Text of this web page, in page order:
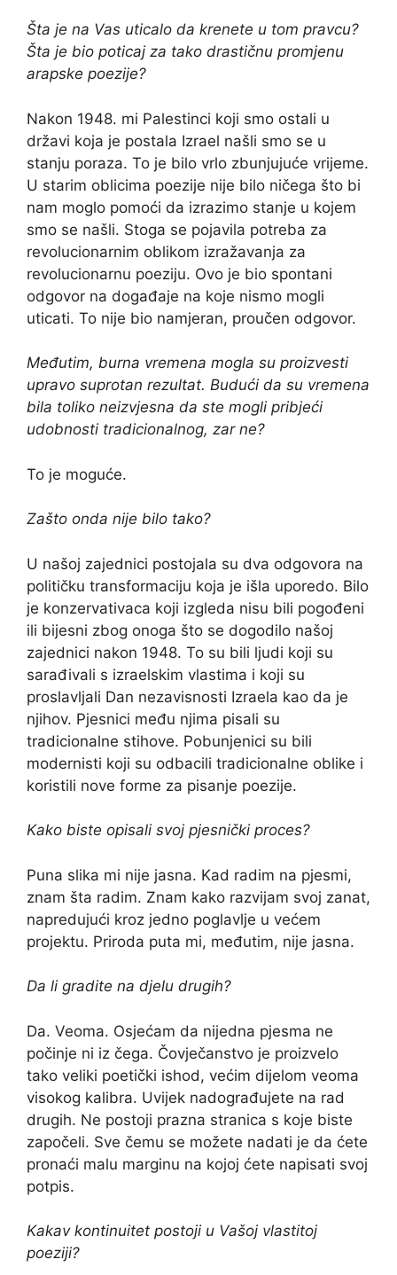
Šta je na Vas uticalo da krenete u tom pravcu?
Šta je bio poticaj za tako drastičnu promjenu
arapske poezije?
Nakon 1948. mi Palestinci koji smo ostali u
državi koja je postala Izrael našli smo se u
stanju poraza. To je bilo vrlo zbunjujuće vrijeme.
U starim oblicima poezije nije bilo ničega što bi
nam moglo pomoći da izrazimo stanje u kojem
smo se našli. Stoga se pojavila potreba za
revolucionarnim oblikom izražavanja za
revolucionarnu poeziju. Ovo je bio spontani
odgovor na događaje na koje nismo mogli
uticati. To nije bio namjeran, proučen odgovor.
Međutim, burna vremena mogla su proizvesti
upravo suprotan rezultat. Budući da su vremena
bila toliko neizvjesna da ste mogli pribjeći
udobnosti tradicionalnog, zar ne?
To je moguće.
Zašto onda nije bilo tako?
U našoj zajednici postojala su dva odgovora na
političku transformaciju koja je išla uporedo. Bilo
je konzervativaca koji izgleda nisu bili pogođeni
ili bijesni zbog onoga što se dogodilo našoj
zajednici nakon 1948. To su bili ljudi koji su
sarađivali s izraelskim vlastima i koji su
proslavljali Dan nezavisnosti Izraela kao da je
njihov. Pjesnici među njima pisali su
tradicionalne stihove. Pobunjenici su bili
modernisti koji su odbacili tradicionalne oblike i
koristili nove forme za pisanje poezije.
Kako biste opisali svoj pjesnički proces?
Puna slika mi nije jasna. Kad radim na pjesmi,
znam šta radim. Znam kako razvijam svoj zanat,
napredujući kroz jedno poglavlje u većem
projektu. Priroda puta mi, međutim, nije jasna.
Da li gradite na djelu drugih?
Da. Veoma. Osjećam da nijedna pjesma ne
počinje ni iz čega. Čovječanstvo je proizvelo
tako veliki poetički ishod, većim dijelom veoma
visokog kalibra. Uvijek nadograđujete na rad
drugih. Ne postoji prazna stranica s koje biste
započeli. Sve čemu se možete nadati je da ćete
pronaći malu marginu na kojoj ćete napisati svoj
potpis.
Kakav kontinuitet postoji u Vašoj vlastitoj
poeziji?